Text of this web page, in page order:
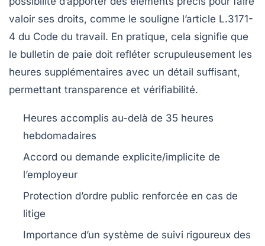
valoir ses droits, comme le souligne l’article L.3171-
4 du Code du travail. En pratique, cela signifie que
le bulletin de paie doit refléter scrupuleusement les
heures supplémentaires avec un détail suffisant,
permettant transparence et vérifiabilité.
Heures accomplis au-delà de 35 heures
hebdomadaires
Accord ou demande explicite/implicite de
l’employeur
Protection d’ordre public renforcée en cas de
litige
Importance d’un système de suivi rigoureux des